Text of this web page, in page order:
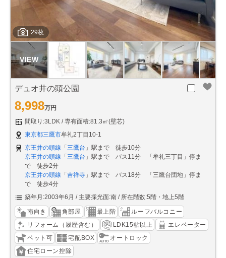
29枚
デュオ井の頭公園
8,998万円
間取り:3LDK
専有面積:81.3㎡(壁芯)
東京都三鷹市牟礼2丁目10-1
京王井の頭線 「三鷹台 」駅まで 徒歩10分
京王井の頭線 「三鷹台 」駅まで バス11分 「牟礼三丁目」停ま
で 徒歩2分
京王井の頭線 「吉祥寺 」駅まで バス18分 「三鷹台団地」停ま
で 徒歩4分
築年月:2003年6月
主要採光面:南 所在階数:5階・地上5階
南向き 角部屋 最上階
ルーフバルコニー
リフォーム（履歴含む）
LDK15帖以上
エレベーター
ペット可
宅配BOX
オートロック
住宅ローン控除